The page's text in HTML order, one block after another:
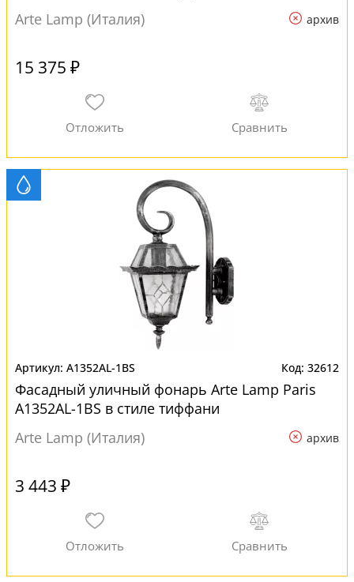
Arte Lamp (Италия)
архив
15 375 ₽
A1352AL-1BS 32612
Фасадный уличный фонарь Arte Lamp Paris
A1352AL-1BS в стиле тиффани
Arte Lamp (Италия)
архив
3 443 ₽